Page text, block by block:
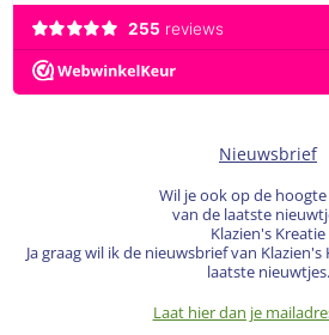
Nieuwsbrief
Wil je ook op de
van de laatste
Klazien's Kreatie
Ja graag wil ik de nieuwsbrief van
laatste nieuwtjes.
Laat hier dan je